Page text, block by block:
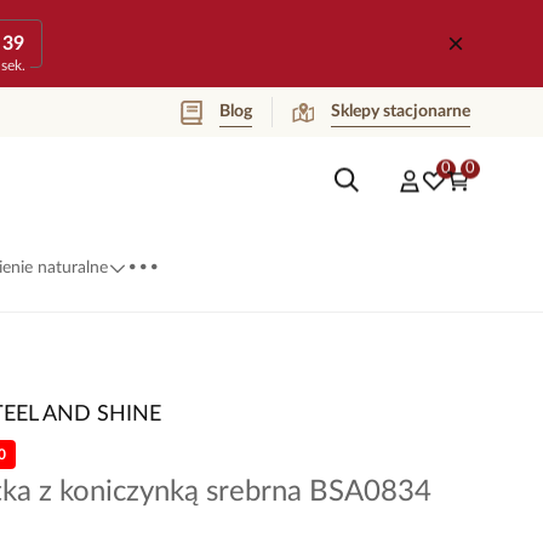
39
sek.
Blog Sklepy stacjonarne
0 0
naturalne ...
AND SHINE
z koniczynką srebrna BSA0834